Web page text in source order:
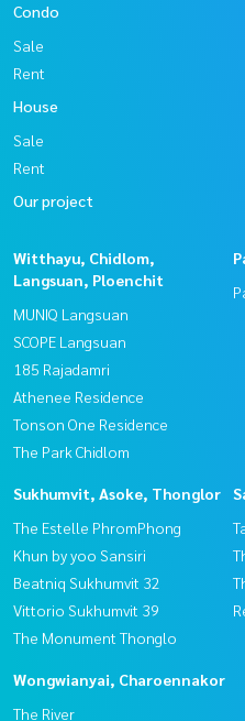
Condo
Sale
Rent
House
Sale
Rent
Our project
Witthayu, Chidlom,
Langsuan, Ploenchit
MUNIQ Langsuan
SCOPE Langsuan
185 Rajadamri
Athenee Residence
Tonson One Residence
The Park Chidlom
Sukhumvit, Asoke, Thonglor
The Estelle PhromPhong
Khun by yoo Sansiri
Beatniq Sukhumvit 32
Vittorio Sukhumvit 39
The Monument Thonglo
Wongwianyai, Charoennakor
The River